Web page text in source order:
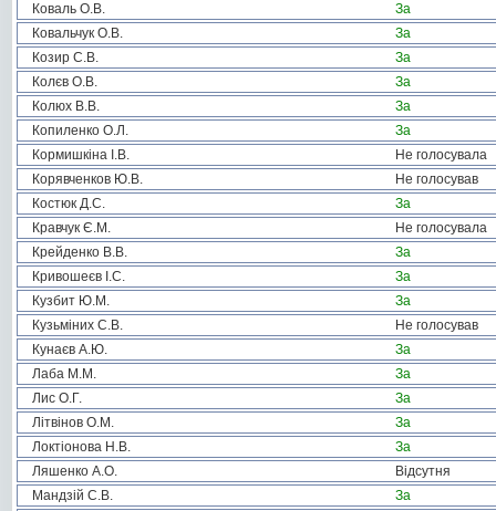
Коваль О.В.
За
Ковальчук О.В.
За
Козир С.В.
За
Колєв О.В.
За
Колюх В.В.
За
Копиленко О.Л.
За
Кормишкіна І.В.
Не голосувала
Корявченков Ю.В.
Не голосував
Костюк Д.С.
За
Кравчук Є.М.
Не голосувала
Крейденко В.В.
За
Кривошеєв І.С.
За
Кузбит Ю.М.
За
Кузьміних С.В.
Не голосував
Кунаєв А.Ю.
За
Лаба М.М.
За
Лис О.Г.
За
Літвінов О.М.
За
Локтіонова Н.В.
За
Ляшенко А.О.
Відсутня
Мандзій С.В.
За